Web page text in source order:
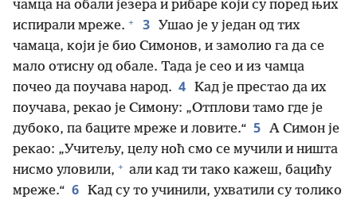
чамца на обали језера и рибаре који су поред њих
испирали мреже. + 3
Ушао је у један од тих
чамаца, који је био Симонов, и замолио га да се
мало отисну од обале. Тада је сео и из чамца
почео да поучава народ. 4 Кад је престао да их
поучава, рекао је Симону: „Отплови тамо где је
дубоко, па баците мреже и ловите.“ 5 А Симон је
рекао: „Учитељу, целу ноћ смо се мучили и ништа
нисмо уловили, + али кад ти тако кажеш, бацићу
мреже.“ 6 Кад су то учинили, ухватили су толико